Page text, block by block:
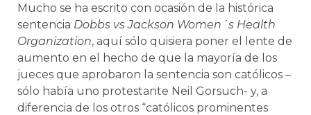
Mucho se ha escrito con ocasión de la histórica
sentencia Dobbs vs Jackson Women´s Health
Organization, aquí sólo quisiera poner el lente de
aumento en el hecho de que la mayoría de los
jueces que aprobaron la sentencia son católicos –
sólo había uno protestante Neil Gorsuch- y, a
diferencia de los otros “católicos prominentes